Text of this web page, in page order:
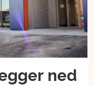
ned